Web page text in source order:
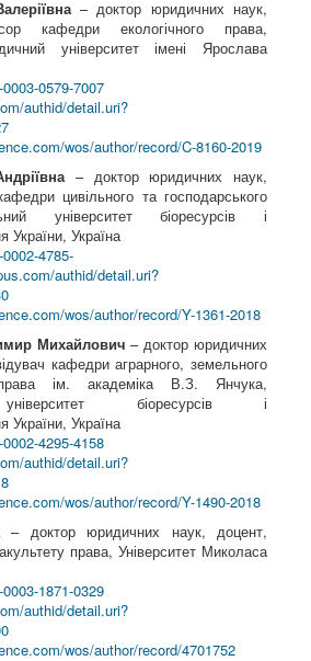
– доктор юридичних наук,
кафедри екологічного права,
університет імені Ярослава
0579-7007
authid/detail.uri?
wos/author/record/C-8160-2019
– доктор юридичних наук,
цивільного та господарського
університет біоресурсів і
України, Україна
4785-
authid/detail.uri?
wos/author/record/Y-1361-2018
Михайлович – доктор юридичних
кафедри аграрного, земельного
ім. академіка В.З. Янчука,
біоресурсів і
України, Україна
4295-4158
authid/detail.uri?
wos/author/record/Y-1490-2018
– доктор юридичних наук, доцент,
права, Університет Миколаса
1871-0329
authid/detail.uri?
wos/author/record/4701752